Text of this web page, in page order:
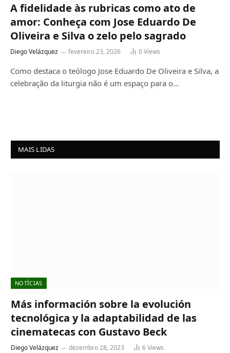
A fidelidade às rubricas como ato de
amor: Conheça com Jose Eduardo De
Oliveira e Silva o zelo pelo sagrado
Diego Velázquez fevereiro 23, 2026 0Views
Como destaca o teólogo Jose Eduardo De Oliveira e Silva, a
celebração da liturgia não é um espaço para o…
MAIS LIDAS
NOTÍCIAS
Más información sobre la evolución
tecnológica y la adaptabilidad de las
cinematecas con Gustavo Beck
Diego Velázquez dezembro 28, 2023 6Views